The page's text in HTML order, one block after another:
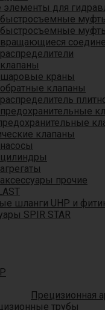
для
быстросъемные
быстросъемные
вращающиеся
шаровые краны
клапаны
клапаны
прочие
шланги UHP и
SPIR STAR
Прецизионная
трубы